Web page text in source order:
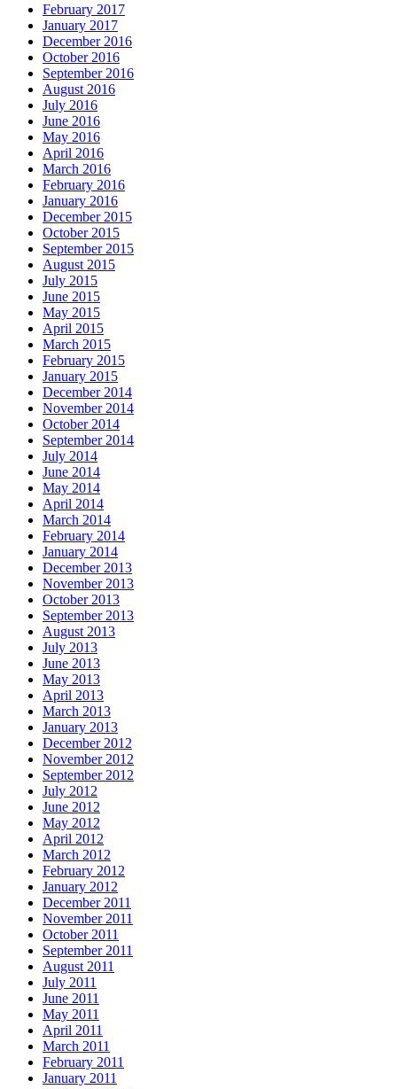
February 2017
January 2017
December 2016
October 2016
September 2016
August 2016
July 2016
June 2016
May 2016
April 2016
March 2016
February 2016
January 2016
December 2015
October 2015
September 2015
August 2015
July 2015
June 2015
May 2015
April 2015
March 2015
February 2015
January 2015
December 2014
November 2014
October 2014
September 2014
July 2014
June 2014
May 2014
April 2014
March 2014
February 2014
January 2014
December 2013
November 2013
October 2013
September 2013
August 2013
July 2013
June 2013
May 2013
April 2013
March 2013
January 2013
December 2012
November 2012
September 2012
July 2012
June 2012
May 2012
April 2012
March 2012
February 2012
January 2012
December 2011
November 2011
October 2011
September 2011
August 2011
July 2011
June 2011
May 2011
April 2011
March 2011
February 2011
January 2011